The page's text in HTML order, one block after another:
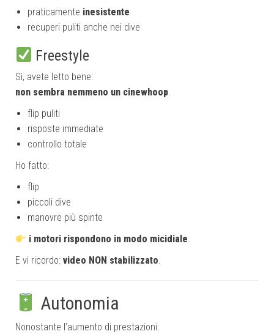
praticamente inesistente
recuperi puliti anche nei dive
Freestyle
Sì, avete letto bene:
non sembra nemmeno un cinewhoop.
flip puliti
risposte immediate
controllo totale
Ho fatto:
flip
piccoli dive
manovre più spinte
i motori rispondono in modo micidiale.
E vi ricordo: video NON stabilizzato.
Autonomia
Nonostante l’aumento di prestazioni: